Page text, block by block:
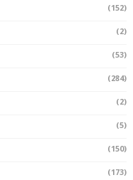
(152)
(2)
(53)
(284)
(2)
(5)
(150)
(173)